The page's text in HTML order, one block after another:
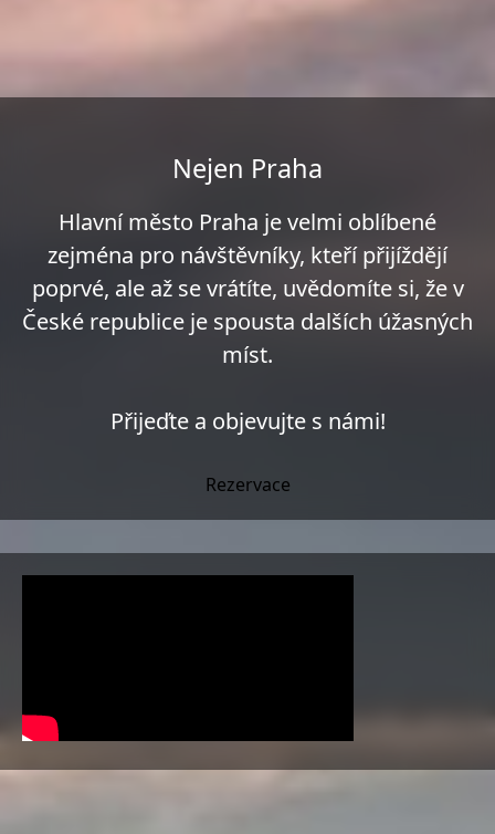
Nejen Praha
Hlavní město Praha je velmi oblíbené
zejména pro návštěvníky, kteří přijíždějí
poprvé, ale až se vrátíte, uvědomíte si, že v
České republice je spousta dalších úžasných
míst.
Přijeďte a objevujte s námi!
Rezervace